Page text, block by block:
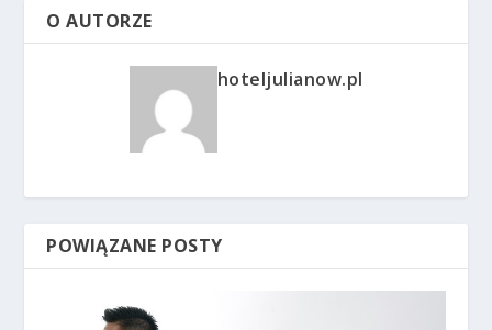
O AUTORZE
hoteljulianow.pl
POWIĄZANE POSTY